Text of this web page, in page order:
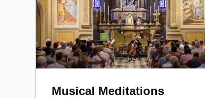
Musical Meditations